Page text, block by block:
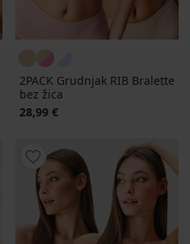
2PACK Grudnjak RIB Bralette
bez žica
28,99 €